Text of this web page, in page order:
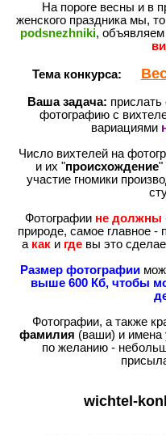
На пороге весны и в
женского праздника мы,
podsnezhniki, объявляем
Тема конкурса:
Ваша задача: прислать
фотографию с
вариациями
Число вихтелей на
и их "происхождение"
участие гномики
Фотографии не должны
природе, самое главное -
а как и где вы это
Размер фотографии
выше 600 Кб, чтобы
Фотографии, а также
фамилия (ваши) и имена
по желанию -
wichtel-